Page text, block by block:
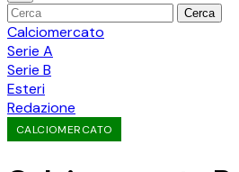
Cerca
Calciomercato
Serie A
Serie B
Esteri
Redazione
CALCIOMERCATO